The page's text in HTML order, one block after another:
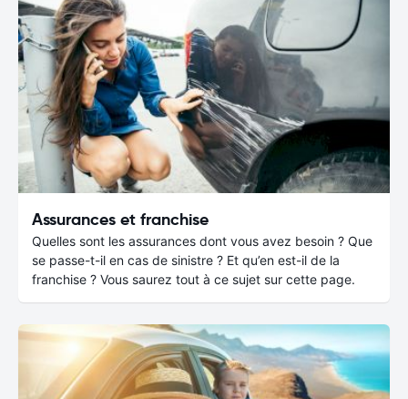
Assurances et franchise
Quelles sont les assurances dont vous avez besoin ? Que
se passe-t-il en cas de sinistre ? Et qu’en est-il de la
franchise ? Vous saurez tout à ce sujet sur cette page.